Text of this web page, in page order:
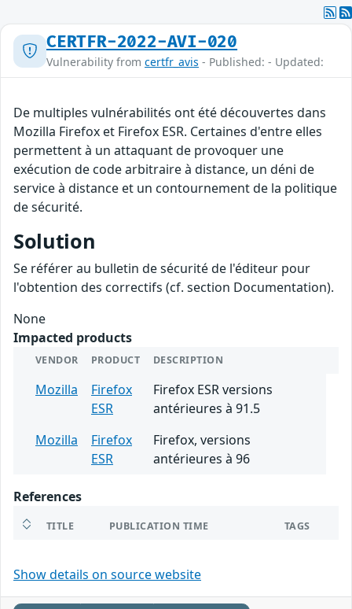
CERTFR-2022-AVI-020
Vulnerability from certfr_avis - Published: - Updated:
De multiples vulnérabilités ont été découvertes dans
Mozilla Firefox et Firefox ESR. Certaines d'entre elles
permettent à un attaquant de provoquer une
exécution de code arbitraire à distance, un déni de
service à distance et un contournement de la politique
de sécurité.
Solution
Se référer au bulletin de sécurité de l'éditeur pour
l'obtention des correctifs (cf. section Documentation).
None
Impacted products
VENDOR PRODUCT DESCRIPTION
Mozilla
Firefox
ESR
Firefox ESR versions
antérieures à 91.5
Mozilla
Firefox
ESR
Firefox, versions
antérieures à 96
References
TITLE PUBLICATION TIME TAGS
Show details on source website